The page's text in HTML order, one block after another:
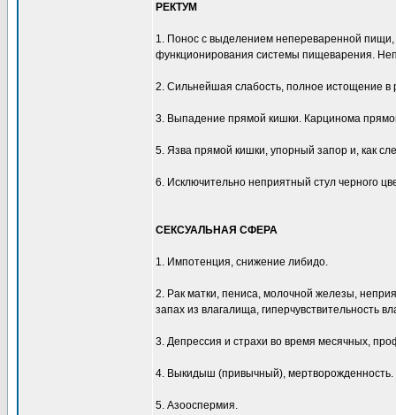
РЕКТУМ
1. Понос с выделением непереваренной
функционирования системы пищеварения.
2. Сильнейшая слабость, полное истощение в
3. Выпадение прямой кишки. Карцинома
5. Язва прямой кишки, упорный запор и, как
6. Исключительно неприятный стул черного
СЕКСУАЛЬНАЯ СФЕРА
1. Импотенция, снижение либидо.
2. Рак матки, пениса, молочной железы,
запах из влагалища, гиперчувствительность
3. Депрессия и страхи во время месячных,
4. Выкидыш (привычный), мертворожденность.
5. Азооспермия.